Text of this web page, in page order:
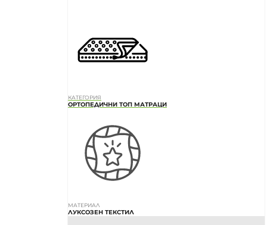
КАТЕГОРИЯ
ОРТОПЕДИЧНИ ТОП МАТРАЦИ
МАТЕРИАЛ
ЛУКСОЗЕН ТЕКСТИЛ